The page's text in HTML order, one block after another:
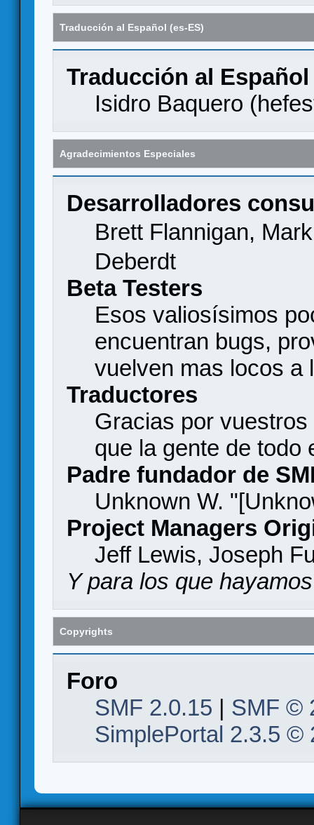
Traducción al Español (es-ES)
Traducción al Español
Isidro Baquero (
Agradecimientos Especiales
Desarrolladores
Brett Flannigan,
Deberdt
Beta Testers
Esos valiosísimos
encuentran bugs,
vuelven mas locos a
Traductores
Gracias por
que la gente de todo
Padre fundador de
Unknown W.
Project Managers
Jeff Lewis, Joseph
Y para los que
Copyrights
Foro
SMF 2.0.15 | SMF ©
SimplePortal 2.3.5 ©